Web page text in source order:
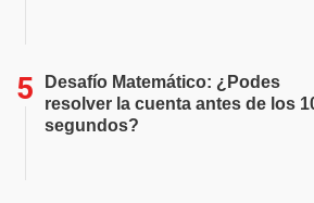
Desafío Matemático: ¿Podes
resolver la cuenta antes de los
segundos?